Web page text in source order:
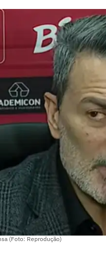
(Foto: Reprodução)